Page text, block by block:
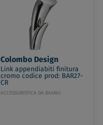
Colombo Design
Link appendiabiti finitura
cromo codice prod: BAR27-
CR
ACCESSORISTICA DA BAGNO